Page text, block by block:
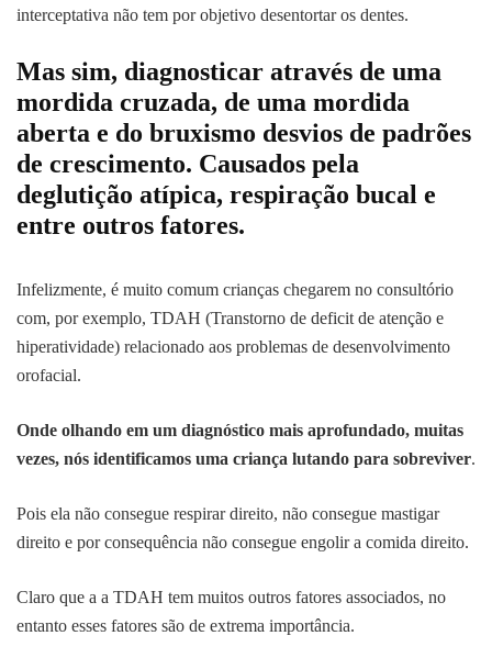
interceptativa não tem por objetivo desentortar os dentes.
Mas sim, diagnosticar através de uma
mordida cruzada, de uma mordida
aberta e do bruxismo desvios de padrões
de crescimento. Causados pela
deglutição atípica, respiração bucal e
entre outros fatores.
Infelizmente, é muito comum crianças chegarem no consultório
com, por exemplo, TDAH (Transtorno de deficit de atenção e
hiperatividade) relacionado aos problemas de desenvolvimento
orofacial.
Onde olhando em um diagnóstico mais aprofundado, muitas
vezes, nós identificamos uma criança lutando para sobreviver.
Pois ela não consegue respirar direito, não consegue mastigar
direito e por consequência não consegue engolir a comida direito.
Claro que a a TDAH tem muitos outros fatores associados, no
entanto esses fatores são de extrema importância.